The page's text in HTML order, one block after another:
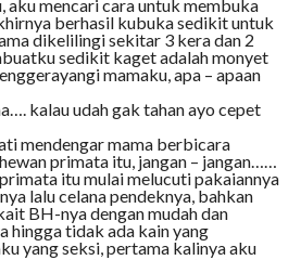
aku mencari cara untuk membuka
berhasil kubuka sedikit untuk
dikelilingi sekitar 3 kera dan 2
sedikit kaget adalah monyet
mamaku, apa – apaan
kalau udah gak tahan ayo cepet
mendengar mama berbicara
primata itu, jangan – jangan……
itu mulai melucuti pakaiannya
lalu celana pendeknya, bahkan
BH-nya dengan mudah dan
hingga tidak ada kain yang
yang seksi, pertama kalinya aku